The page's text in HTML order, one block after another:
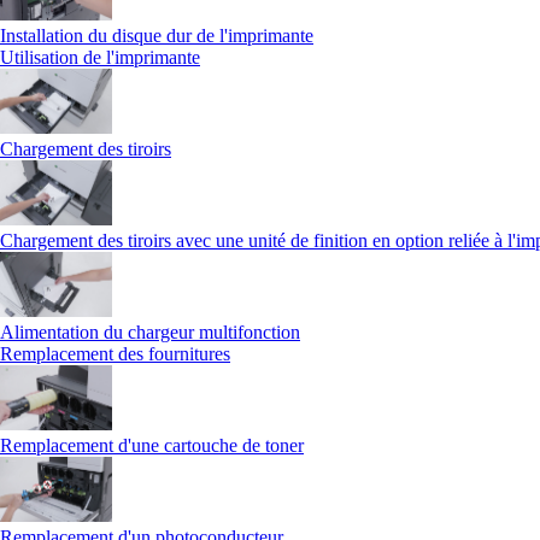
Installation du disque dur de l'imprimante
Utilisation de l'imprimante
Chargement des tiroirs
Chargement des tiroirs avec une unité de finition en option reliée à
Alimentation du chargeur multifonction
Remplacement des fournitures
Remplacement d'une cartouche de toner